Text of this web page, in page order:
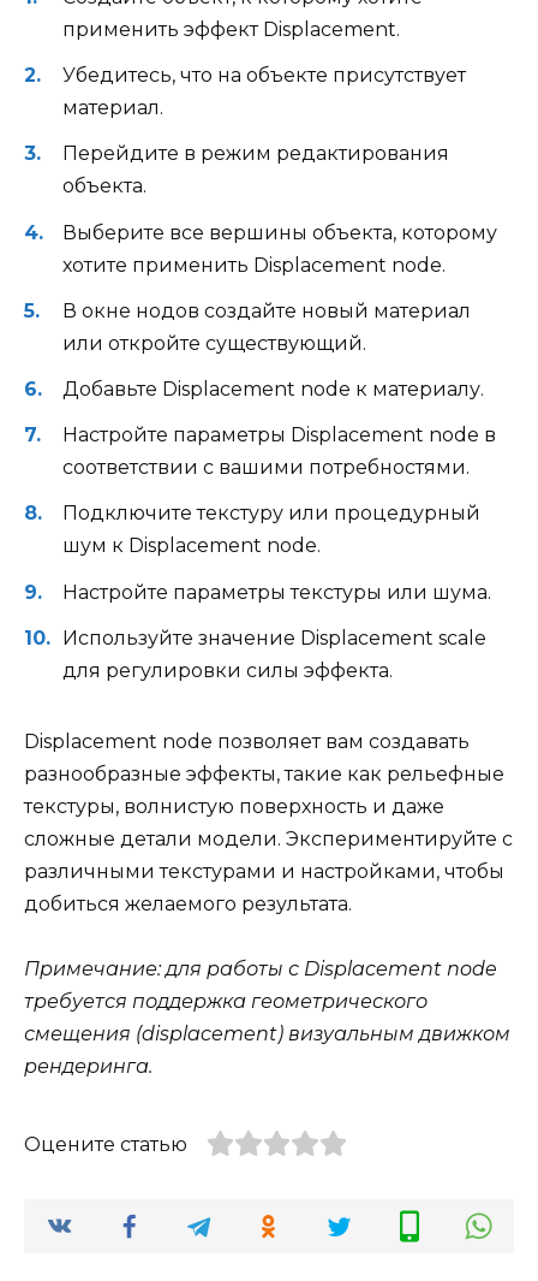
применить эффект Displacement.
Убедитесь, что на объекте присутствует
материал.
Перейдите в режим редактирования
объекта.
Выберите все вершины объекта, которому
хотите применить Displacement node.
В окне нодов создайте новый материал
или откройте существующий.
Добавьте Displacement node к материалу.
Настройте параметры Displacement node в
соответствии с вашими потребностями.
Подключите текстуру или процедурный
шум к Displacement node.
Настройте параметры текстуры или шума.
Используйте значение Displacement scale
для регулировки силы эффекта.
Displacement node позволяет вам создавать
разнообразные эффекты, такие как рельефные
текстуры, волнистую поверхность и даже
сложные детали модели. Экспериментируйте с
различными текстурами и настройками, чтобы
добиться желаемого результата.
Примечание: для работы с Displacement node
требуется поддержка геометрического
смещения (displacement) визуальным движком
рендеринга.
Оцените статью